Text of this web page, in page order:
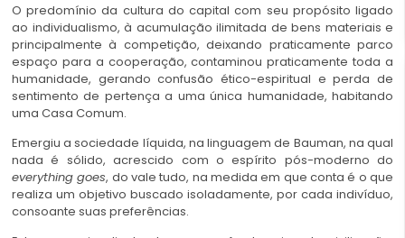
O predomínio da cultura do capital com seu propósito ligado
ao individualismo, à acumulação ilimitada de bens materiais e
principalmente à competição, deixando praticamente parco
espaço para a cooperação, contaminou praticamente toda a
humanidade, gerando confusão ético-espiritual e perda de
sentimento de pertença a uma única humanidade, habitando
uma Casa Comum.
Emergiu a sociedade líquida, na linguagem de Bauman, na qual
nada é sólido, acrescido com o espírito pós-moderno do
everything goes, do vale tudo, na medida em que conta é o que
realiza um objetivo buscado isoladamente, por cada indivíduo,
consoante suas preferências.